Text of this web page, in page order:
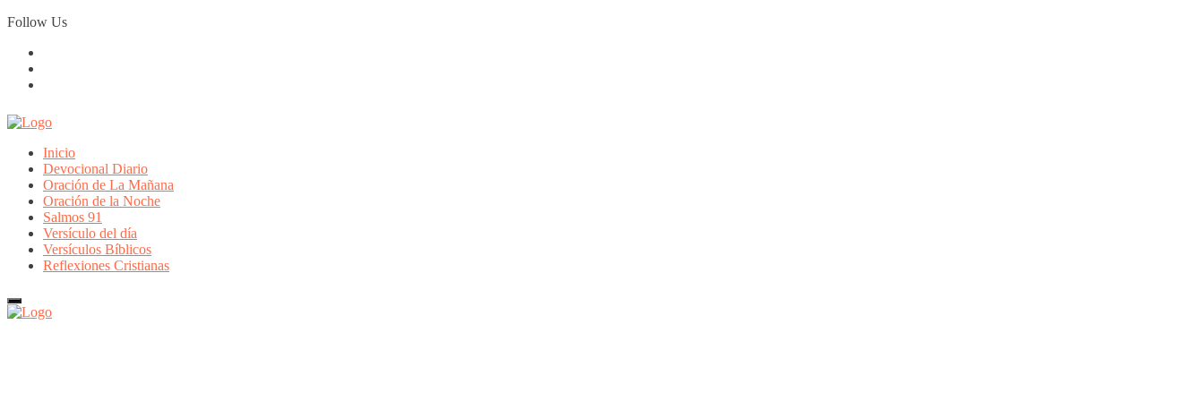
Skip
to
Follow Us
Inicio
Devocional Diario
Oración de La Mañana
Oración de la Noche
Salmos 91
Versículo del día
Versículos Bíblicos
Reflexiones Cristianas